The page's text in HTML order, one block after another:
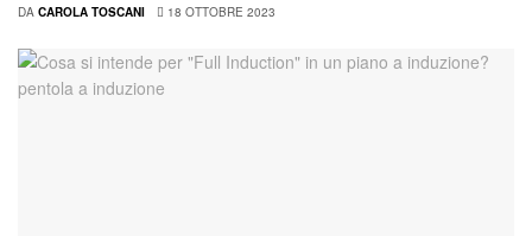
DA CAROLA TOSCANI 18 OTTOBRE 2023